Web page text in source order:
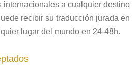
internacionales a cualquier destino
recibir su traducción jurada en
lugar del mundo en 24-48h.